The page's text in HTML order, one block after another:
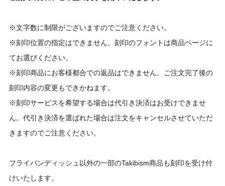
※文字数に制限がございますのでご注意ください。
※刻印位置の指定はできません。刻印のフォントは商品ページに
てお選びください。
※刻印商品にお客様都合での返品はできません。ご注文完了後の
刻印内容の変更もできかねます。
※刻印サービスを希望する場合は代引き決済はお受けできませ
ん。代引き決済を選ばれた場合は注文をキャンセルさせていただ
きますのでご注意ください。
フライパンディッシュ以外の一部のTakibism商品も刻印を受け付
けいたします。